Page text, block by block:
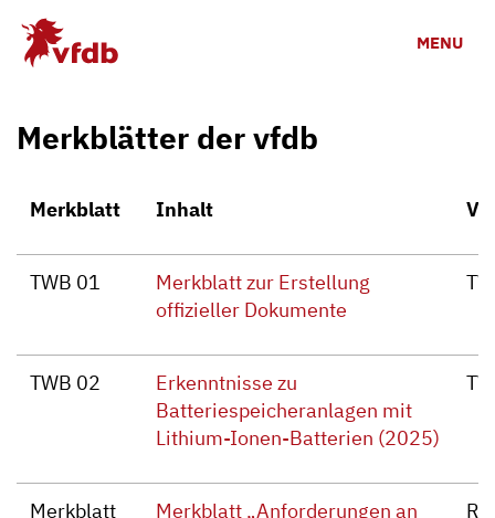
Zum Hauptinhalt
MENU
Merkblätter der vfdb
Merkblatt Inhalt
TWB 01
Merkblatt zur Erstellung
offizieller Dokumente
TWB 02
Erkenntnisse zu
Batteriespeicheranlagen mit
Lithium-Ionen-Batterien (2025)
Merkblatt
Merkblatt „Anforderungen an